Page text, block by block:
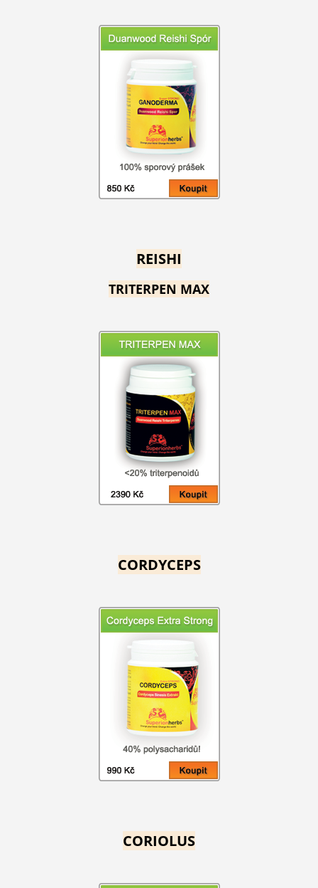
REISHI
TRITERPEN MAX
CORDYCEPS
CORIOLUS